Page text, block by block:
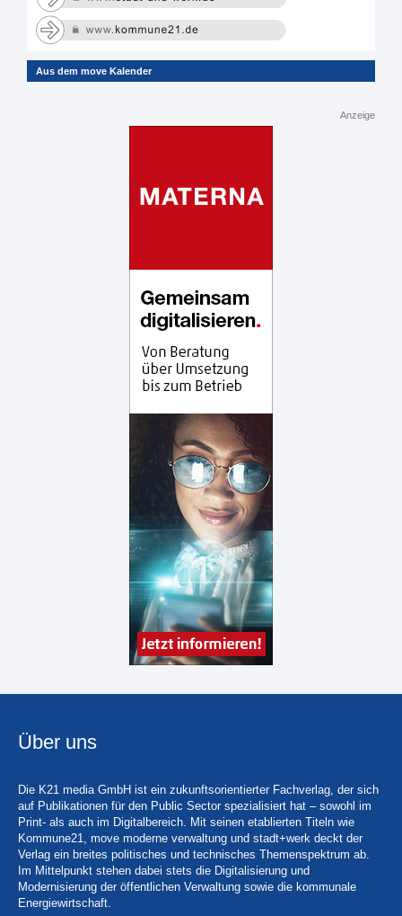
Aus dem move Kalender
Anzeige
Über uns
Die K21 media GmbH ist ein zukunftsorientierter Fachverlag, der sich
auf Publikationen für den Public Sector spezialisiert hat – sowohl im
Print- als auch im Digitalbereich. Mit seinen etablierten Titeln wie
Kommune21, move moderne verwaltung und stadt+werk deckt der
Verlag ein breites politisches und technisches Themenspektrum ab.
Im Mittelpunkt stehen dabei stets die Digitalisierung und
Modernisierung der öffentlichen Verwaltung sowie die kommunale
Energiewirtschaft.